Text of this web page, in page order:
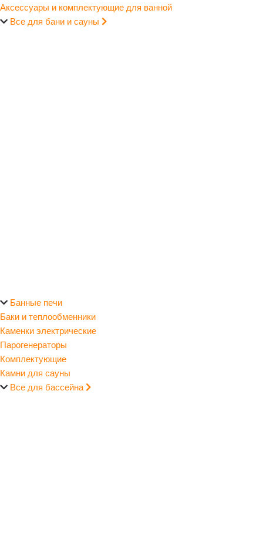
Аксессуары и комплектующие для ванной
Все для бани и сауны
Банные печи
Баки и теплообменники
Каменки электрические
Парогенераторы
Комплектующие
Камни для сауны
Все для бассейна